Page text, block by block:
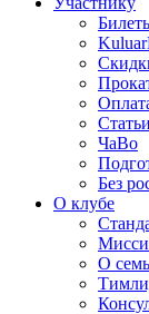
Статьи
ЧаВо
Без
О клубе
О